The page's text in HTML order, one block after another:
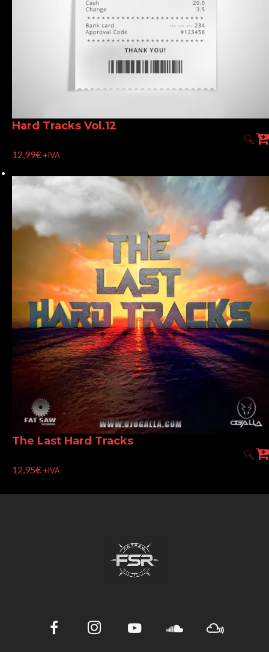
Hard Tracks Vol.12
12,99€+IVA
The Last Hard Tracks
12,95€+IVA